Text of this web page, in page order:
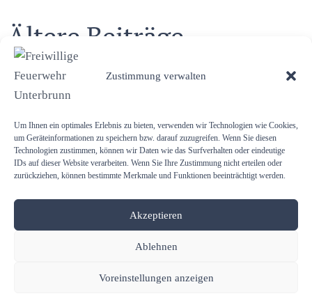
Zustimmung verwalten
Um Ihnen ein optimales Erlebnis zu bieten, verwenden wir Technologien wie Cookies,
um Geräteinformationen zu speichern bzw. darauf zuzugreifen. Wenn Sie diesen
Technologien zustimmen, können wir Daten wie das Surfverhalten oder eindeutige
IDs auf dieser Website verarbeiten. Wenn Sie Ihre Zustimmung nicht erteilen oder
zurückziehen, können bestimmte Merkmale und Funktionen beeinträchtigt werden.
Akzeptieren
Ablehnen
Voreinstellungen anzeigen
Ältere Beiträge
Einsatz auf der Sportstrecke
Atemschutzgeräteträger absolvierten Realbrandtraining
Wir suchen – ehrenamtlichen Gerätewart (m/w/d)
SeifenkistenRennen 2026 mit Flohmarkt
Freiwillige Feuerwehr Unterbrunn gratuliert …
Copyright © 2026 Freiwillige Feuerwehr Unterbrunn. All rights